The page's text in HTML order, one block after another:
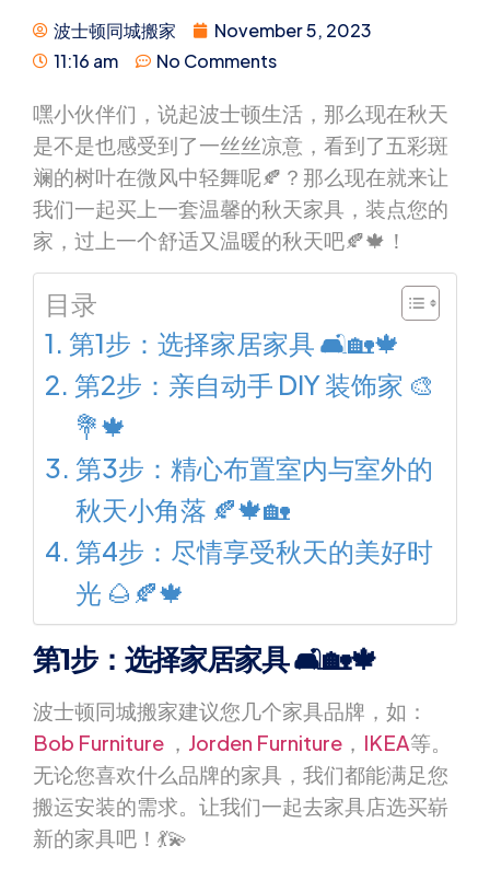
波士顿同城搬家
November 5, 2023
11:16 am
No Comments
嘿小伙伴们，说起波士顿生活，那么现在秋天
是不是也感受到了一丝丝凉意，看到了五彩斑
斓的树叶在微风中轻舞呢🍂？那么现在就来让
我们一起买上一套温馨的秋天家具，装点您的
家，过上一个舒适又温暖的秋天吧🍂🍁！
目录
第1步：选择家居家具 🛋🏡🍁
第2步：亲自动手 DIY 装饰家 🎨
💐🍁
第3步：精心布置室内与室外的
秋天小角落 🍂🍁🏡
第4步：尽情享受秋天的美好时
光 🌰🍂🍁
第1步：选择家居家具 🛋🏡🍁
波士顿同城搬家建议您几个家具品牌，如：
Bob Furniture ， Jorden Furniture ， IKEA等。
无论您喜欢什么品牌的家具，我们都能满足您
搬运安装的需求。让我们一起去家具店选买崭
新的家具吧！💃💫